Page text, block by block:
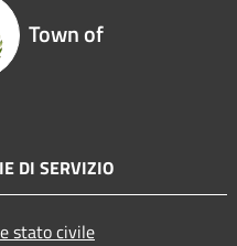
Town of
DI SERVIZIO
stato civile